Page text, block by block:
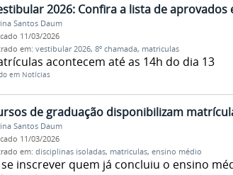
2026: Confira a lista de aprovados
Santos Daum
11/03/2026
em: vestibular 2026, 8º chamada, matriculas
acontecem até as 14h do dia 13
em Notícias
de graduação disponibilizam
Santos Daum
11/03/2026
em: disciplinas isoladas, matriculas, ensino médio
inscrever quem já concluiu o ensino